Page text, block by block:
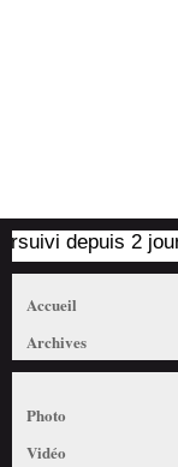
depuis 2
Accueil
Archives
Photo
Vidéo